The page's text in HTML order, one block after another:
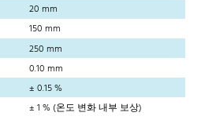
20 mm
150 mm
250 mm
0.10 mm
± 0.15 %
± 1 % (온도 변화 내부 보상)